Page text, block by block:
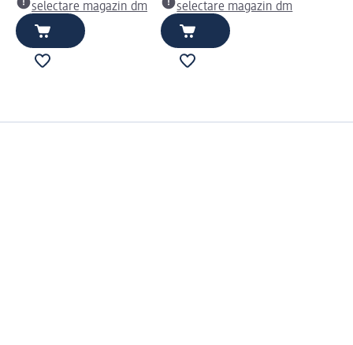
selectare magazin dm
selectare magazin dm